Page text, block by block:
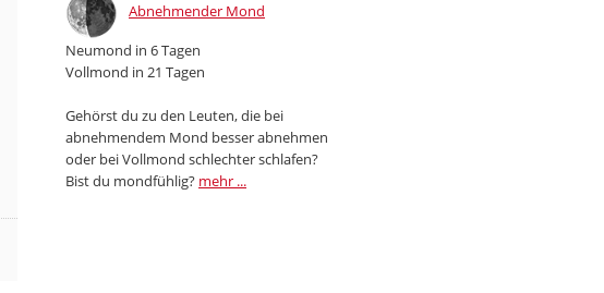
Abnehmender Mond
Neumond in 6 Tagen
Vollmond in 21 Tagen
Gehörst du zu den Leuten, die bei
abnehmendem Mond besser abnehmen
oder bei Vollmond schlechter schlafen?
Bist du mondfühlig? mehr ...